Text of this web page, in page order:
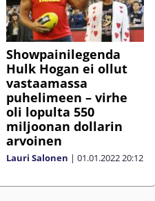
Showpainilegenda
Hulk Hogan ei ollut
vastaamassa
puhelimeen – virhe
oli lopulta 550
miljoonan dollarin
arvoinen
Lauri Salonen | 01.01.202220:12